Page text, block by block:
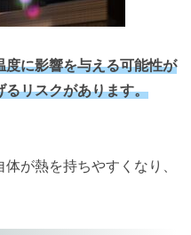
度に影響を与える可能性が
るリスクがあります。
が熱を持ちやすくなり、